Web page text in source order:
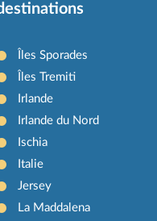
Îles Sporades
Îles Tremiti
Irlande
Irlande du Nord
Ischia
Italie
Jersey
La Maddalena